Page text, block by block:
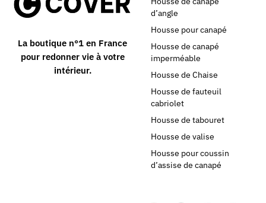
La boutique n°1 en France
pour redonner vie à votre
intérieur.
d’angle
Housse pour canapé
Housse de canapé
imperméable
Housse de Chaise
Housse de fauteuil
cabriolet
Housse de tabouret
Housse de valise
Housse pour coussin
d’assise de canapé